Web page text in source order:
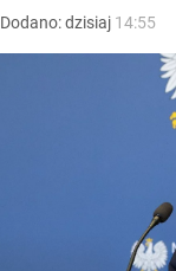
Dodano:dzisiaj 14:55